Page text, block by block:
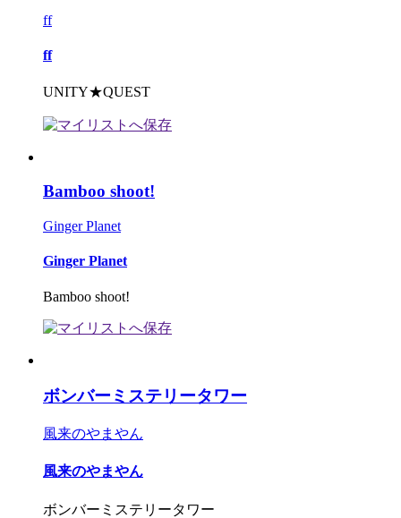
ff
ff
UNITY★QUEST
Bamboo shoot!
Ginger Planet
Ginger Planet
Bamboo shoot!
ボンバーミステリータワー
風来のやまやん
風来のやまやん
ボンバーミステリータワー